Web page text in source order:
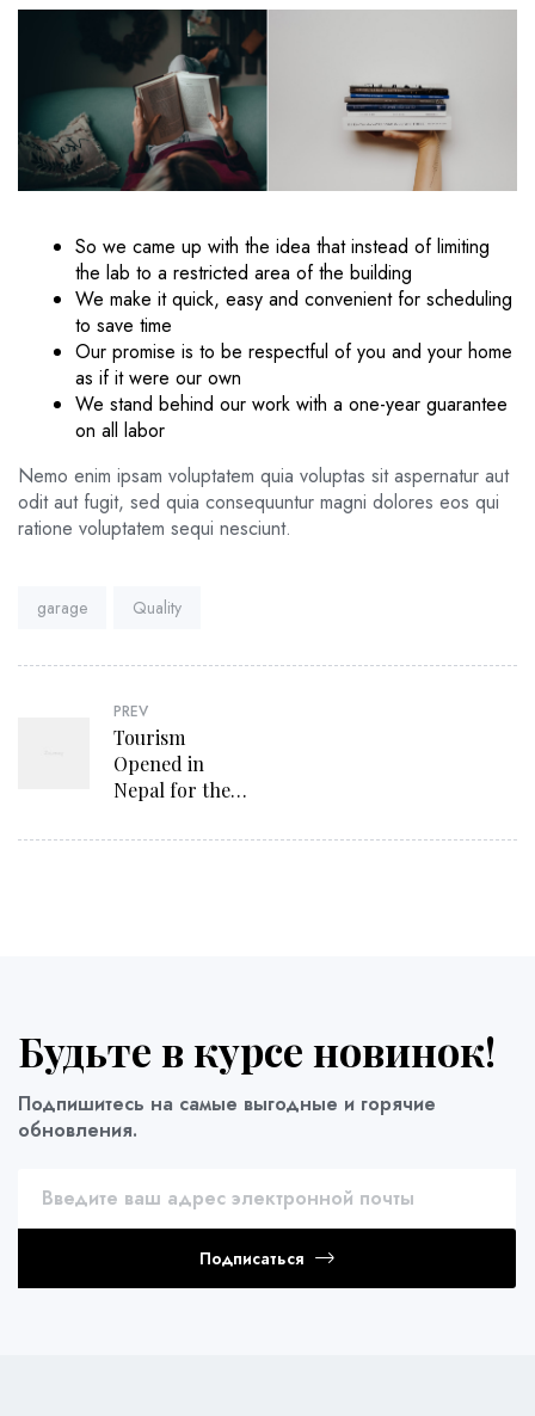
So we came up with the idea that instead of limiting
the lab to a restricted area of ​​the building
We make it quick, easy and convenient for scheduling
to save time
Our promise is to be respectful of you and your home
as if it were our own
We stand behind our work with a one-year guarantee
on all labor
Nemo enim ipsam voluptatem quia voluptas sit aspernatur aut
odit aut fugit, sed quia consequuntur magni dolores eos qui
ratione voluptatem sequi nesciunt.
garage Quality
PREV
Tourism
Opened in
Nepal for the
Vaccinated
Будьте в курсе новинок!
Подпишитесь на самые выгодные и горячие
обновления.
Подписаться